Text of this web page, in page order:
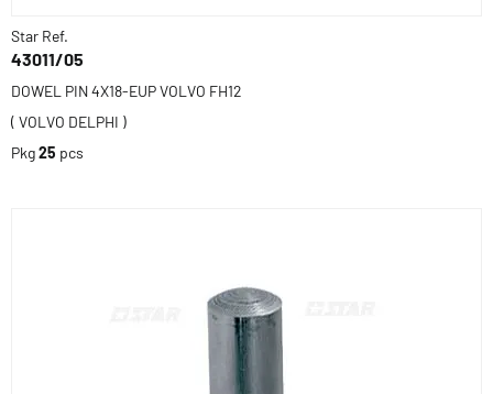
Star Ref.
43011/05
DOWEL PIN 4X18-EUP VOLVO FH12
( VOLVO DELPHI )
Pkg25 pcs